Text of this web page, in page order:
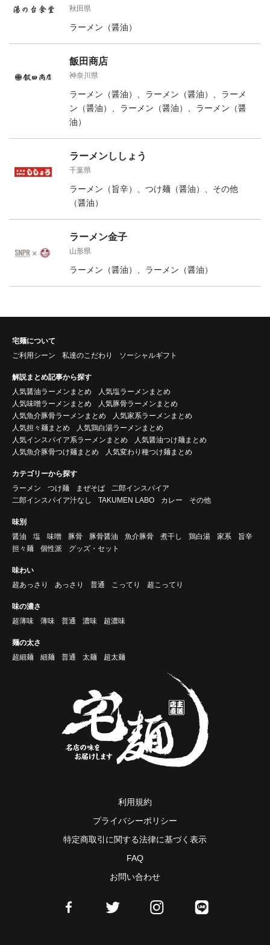
秋田県
ラーメン（醤油）
飯田商店
神奈川県
ラーメン（醤油）、ラーメン（醤油）、ラーメ
ン（醤油）、ラーメン（醤油）、ラーメン（醤
油）
ラーメンししょう
千葉県
ラーメン（旨辛）、つけ麺（醤油）、その他
（醤油）
ラーメン金子
山形県
ラーメン（醤油）、ラーメン（醤油）
宅麺について
ご利用シーン
私達のこだわり ソーシャルギフト
解説まとめ記事から探す
人気醤油ラーメンまとめ
人気塩ラーメンまとめ
人気味噌ラーメンまとめ
人気豚骨ラーメンまとめ
人気魚介豚骨ラーメンまとめ
人気家系ラーメンまとめ
人気担々麺まとめ
人気鶏白湯ラーメンまとめ
人気インスパイア系ラーメンまとめ
人気醤油つけ麺まとめ
人気魚介豚骨つけ麺まとめ
人気変わり種つけ麺まとめ
カテゴリーから探す
ラーメン
つけ麺 まぜそば
二郎インスパイア
二郎インスパイア汁なし
TAKUMEN LABO カレー その他
味別
醤油
塩 味噌 豚骨 豚骨醤油 魚介豚骨 煮干し 鶏白湯 家系
旨辛
担々麺
個性派 グッズ・セット
味わい
超あっさり
あっさり 普通 こってり 超こってり
味の濃さ
超薄味
薄味 普通 濃味 超濃味
麺の太さ
超細麺
細麺 普通 太麺 超太麺
利用規約
プライバシーポリシー
特定商取引に関する法律に基づく表示
FAQ
お問い合わせ